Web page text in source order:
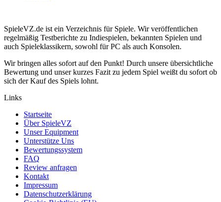
SpieleVZ.de ist ein Verzeichnis für Spiele. Wir veröffentlichen
regelmäßig Testberichte zu Indiespielen, bekannten Spielen und
auch Spieleklassikern, sowohl für PC als auch Konsolen.
Wir bringen alles sofort auf den Punkt! Durch unsere übersichtliche
Bewertung und unser kurzes Fazit zu jedem Spiel weißt du sofort ob
sich der Kauf des Spiels lohnt.
Links
Startseite
Über SpieleVZ
Unser Equipment
Unterstütze Uns
Bewertungssystem
FAQ
Review anfragen
Kontakt
Impressum
Datenschutzerklärung